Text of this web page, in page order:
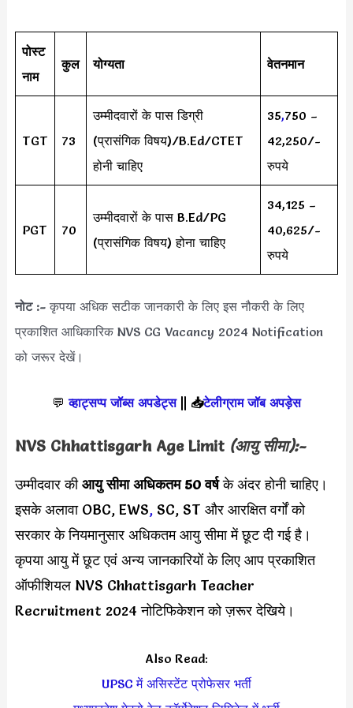
पोस्ट
नाम
कुल योग्यता वेतनमान
TGT 73
उम्मीदवारों के पास डिग्री
(प्रासंगिक विषय)/B.Ed/CTET
होनी चाहिए
35,750 –
42,250/-
रुपये
PGT 70
उम्मीदवारों के पास B.Ed/PG
(प्रासंगिक विषय) होना चाहिए
34,125 –
40,625/-
रुपये
नोट :-कृपया अधिक सटीक जानकारी के लिए इस नौकरी के लिए
प्रकाशित आधिकारिक NVS CG Vacancy 2024 Notification
को जरूर देखें।
💬 व्हाट्सप्प जॉब्स अपडेट्स|| 📥टेलीग्राम जॉब अपड़ेस
NVS Chhattisgarh Age Limit (आयु सीमा):-
उम्मीदवार कीआयु सीमा अधिकतम 50 वर्षके अंदर होनी चाहिए।
इसके अलावा OBC, EWS, SC, ST और आरक्षित वर्गों को
सरकार के नियमानुसार अधिकतम आयु सीमा में छूट दी गई है।
कृपया आयु में छूट एवं अन्य जानकारियों के लिए आप प्रकाशित
ऑफीशियल NVS Chhattisgarh Teacher
Recruitment 2024 नोटिफिकेशन को ज़रूर देखिये।
Also Read:
UPSC में असिस्टेंट प्रोफेसर भर्ती